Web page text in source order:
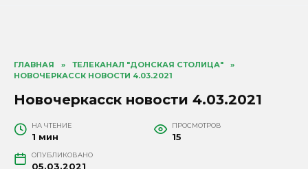
ГЛАВНАЯ » ТЕЛЕКАНАЛ "ДОНСКАЯ СТОЛИЦА"
»
НОВОЧЕРКАССК НОВОСТИ 4.03.2021
Новочеркасск новости 4.03.2021
НА ЧТЕНИЕ
1 мин
ПРОСМОТРОВ
15
ОПУБЛИКОВАНО
05.03.2021